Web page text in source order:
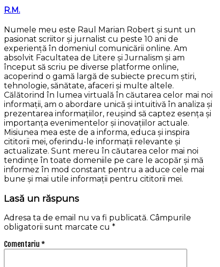
R.M.
Numele meu este Raul Marian Robert și sunt un
pasionat scriitor și jurnalist cu peste 10 ani de
experiență în domeniul comunicării online. Am
absolvit Facultatea de Litere și Jurnalism și am
început să scriu pe diverse platforme online,
acoperind o gamă largă de subiecte precum știri,
tehnologie, sănătate, afaceri și multe altele.
Călătorind în lumea virtuală în căutarea celor mai noi
informații, am o abordare unică și intuitivă în analiza și
prezentarea informațiilor, reușind să captez esența și
importanța evenimentelor și inovațiilor actuale.
Misiunea mea este de a informa, educa și inspira
cititorii mei, oferindu-le informații relevante și
actualizate. Sunt mereu în căutarea celor mai noi
tendințe în toate domeniile pe care le acopăr și mă
informez în mod constant pentru a aduce cele mai
bune și mai utile informații pentru cititorii mei.
Lasă un răspuns
Adresa ta de email nu va fi publicată. Câmpurile
obligatorii sunt marcate cu *
Comentariu *